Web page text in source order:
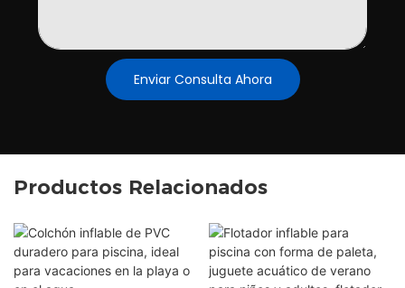
Enviar Consulta Ahora
Productos Relacionados